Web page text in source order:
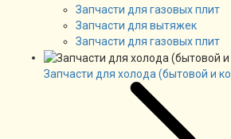
Запчасти для газовых плит
Запчасти для вытяжек
Запчасти для газовых плит
Запчасти для холода (бытовой и